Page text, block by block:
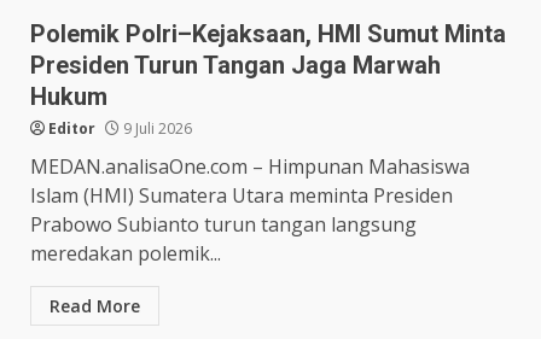
Polemik Polri–Kejaksaan, HMI Sumut Minta
Presiden Turun Tangan Jaga Marwah
Hukum
Editor 9 Juli 2026
MEDAN.analisaOne.com – Himpunan Mahasiswa
Islam (HMI) Sumatera Utara meminta Presiden
Prabowo Subianto turun tangan langsung
meredakan polemik...
Read More